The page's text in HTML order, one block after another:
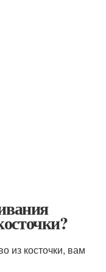
из косточки, вам